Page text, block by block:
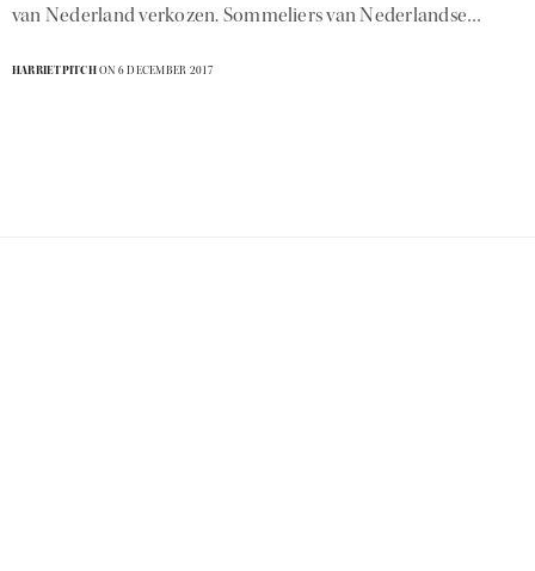
van Nederland verkozen. Sommeliers van Nederlandse…
HARRIETPITCHON 6 DECEMBER 2017